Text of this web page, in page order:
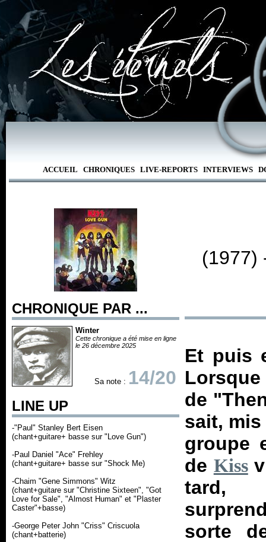
ACCUEIL CHRONIQUES LIVE-REPORTS INTERVIEWS
CHRONIQUE PAR ...
Winter
Cette chronique a été mise en ligne
le 26 décembre 2025
Sa note : 14/20
LINE UP
-"Paul" Stanley Bert Eisen
(chant+guitare+ basse sur "Love Gun")
-Paul Daniel "Ace" Frehley
(chant+guitare+ basse sur "Shock Me)
-Chaim "Gene Simmons" Witz
(chant+guitare sur "Christine Sixteen", "Got
Love for Sale", "Almost Human" et "Plaster
Caster"+basse)
-George Peter John "Criss" Criscuola
(chant+batterie)
Et puis
de
sait, mis
groupe
de Kiss
tard,
sorte